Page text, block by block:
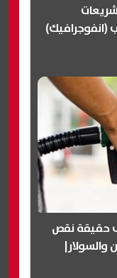
(انفوجرافيك)
حقيقة نقص
والسولار|